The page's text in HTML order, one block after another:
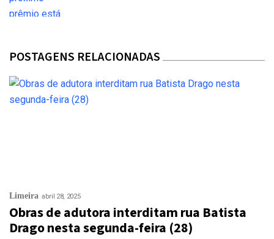
POSTAGENS RELACIONADAS
Limeira abril 28, 2025
Obras de adutora interditam rua Batista
Drago nesta segunda-feira (28)